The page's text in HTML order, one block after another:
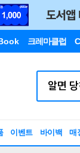
크레마클럽
이벤트 바이백 매